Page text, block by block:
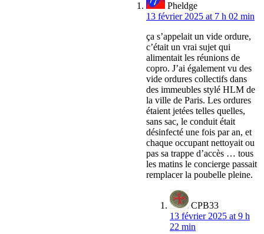
Pheldge
13 février 2025 at 7 h 02 min
ça s’appelait un vide ordure,
c’était un vrai sujet qui
alimentait les réunions de
copro. J’ai également vu des
vide ordures collectifs dans
des immeubles stylé HLM de
la ville de Paris. Les ordures
étaient jetées telles quelles,
sans sac, le conduit était
désinfecté une fois par an, et
chaque occupant nettoyait ou
pas sa trappe d’accès … tous
les matins le concierge passait
remplacer la poubelle pleine.
CPB33
13 février 2025 at 9 h
22 min